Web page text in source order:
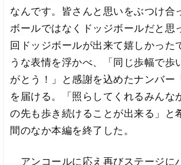
なんです。皆さんと思いをぶつけ合
ボールではなくドッジボールだと思
回ドッジボールが出来て嬉しかった
うな表情を浮かべ、「同じ歩幅で歩
がとう！」と感謝を込めたナンバー
を届ける。「照らしてくれるみんな
の先も歩き続けることが出来る」と
間のなか本編を終了した。
アンコールに応え再びステージに